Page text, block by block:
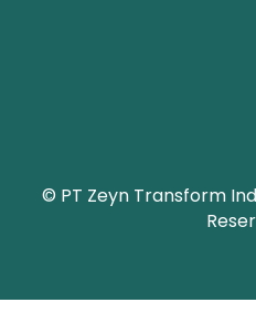
© PT Zeyn Transform